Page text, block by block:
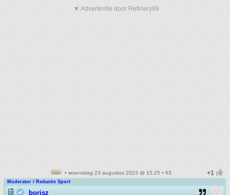
▼ Advertentie door Refinery89
• woensdag 23 augustus 2023 @ 15:25 • 63
Moderator / Redactie Sport
borisz